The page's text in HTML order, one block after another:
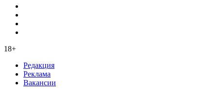
18+
Редакция
Реклама
Вакансии